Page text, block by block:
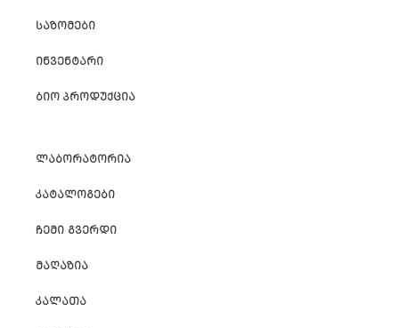
ᲡᲐᲖᲝᲛᲔᲑᲘ
ᲘᲜᲕᲔᲜᲢᲐᲠᲘ
ᲑᲘᲝ ᲞᲠᲝᲓᲣᲥᲪᲘᲐ
ᲚᲐᲑᲝᲠᲐᲢᲝᲠᲘᲐ
ᲙᲐᲢᲐᲚᲝᲒᲔᲑᲘ
ᲩᲔᲛᲘ ᲒᲕᲔᲠᲓᲘ
ᲛᲐᲦᲐᲖᲘᲐ
ᲙᲐᲚᲐᲗᲐ